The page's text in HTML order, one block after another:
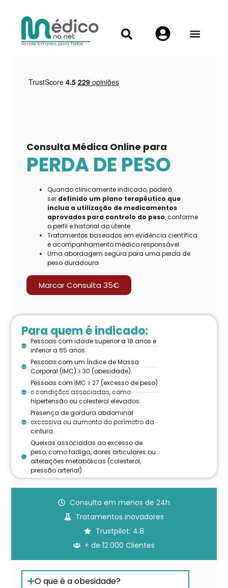
Saúde Simples, para Todos
Consulta Médica Online para
PERDA DE PESO
Quando clinicamente indicado, poderá
ser definido um plano terapêutico que
inclua a utilização de medicamentos
aprovados para controlo do peso, conforme
o perfil e historial do utente.
Tratamentos baseados em evidência científica
e acompanhamento médico responsável.
Uma abordagem segura para uma perda de
peso duradoura.
Marcar Consulta 35€
Para quem é indicado:
Pessoas com idade superior a 18 anos e
inferior a 65 anos.
Pessoas com um Índice de Massa
Corporal (IMC) ≥ 30 (obesidade).
Pessoas com IMC ≥ 27 (excesso de peso)
e condições associadas, como
hipertensão ou colesterol elevados.
Presença de gordura abdominal
excessiva ou aumento do perímetro da
cintura.
Queixas associadas ao excesso de
peso, como fadiga, dores articulares ou
alterações metabólicas (colesterol,
pressão arterial).
Consulta em menos de 24h
Tratamentos inovadores
Trustpilot: 4.8
+ de 12.000 Clientes
O que é a obesidade?